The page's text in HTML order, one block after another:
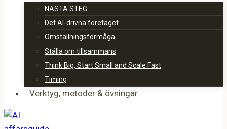
NÄSTA STEG
Det AI-drivna företaget
Omställningsförmåga
Ställa om tillsammans
Think Big, Start Small and Scale Fast
Timing
Verktyg, metoder & övningar